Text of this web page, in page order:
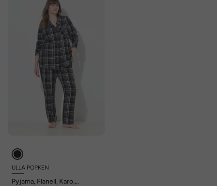
ULLA POPKEN
Pyjama, Flanell, Karo,